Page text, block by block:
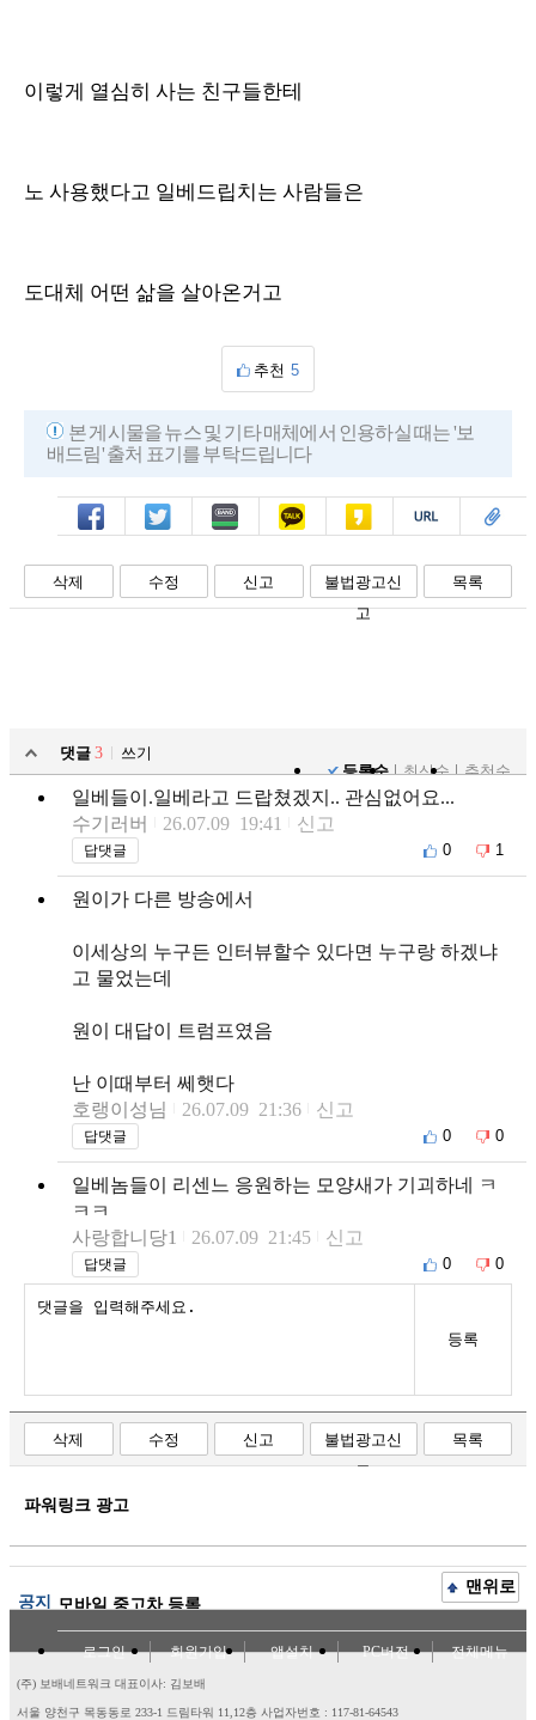
이렇게 열심히 사는 친구들한테
노 사용했다고 일베드립치는 사람들은
도대체 어떤 삶을 살아온거고
추천 5
본 게시물을 뉴스 및 기타 매체에서 인용하실 때는 '보
배드림' 출처 표기를 부탁드립니다
페북 트윗 밴드 카톡 카스 복사 스크랩
삭제 수정 신고
불법광고신
고
목록
댓글 3
쓰기
등록순
최신순 추천순
일베들이.일베라고 드랍쳤겠지.. 관심없어요...
수기러버
26.07.09 19:41 신고
답댓글 0 1
원이가 다른 방송에서
이세상의 누구든 인터뷰할수 있다면 누구랑 하겠냐
고 물었는데
원이 대답이 트럼프였음
난 이때부터 쎄햇다
호랭이성님
26.07.09 21:36 신고
답댓글 0 0
일베놈들이 리센느 응원하는 모양새가 기괴하네 ㅋ
ㅋㅋ
사랑합니당1
26.07.09 21:45 신고
답댓글 0 0
등록
삭제 수정 신고
불법광고신
고
목록
파워링크 광고
공지 모바일 중고차 등록
맨위로
로그인 회원가입 앱설치 PC버전 전체메뉴
(주) 보배네트워크 대표이사: 김보배
서울 양천구 목동동로 233-1 드림타워 11,12층 사업자번호 : 117-81-64543